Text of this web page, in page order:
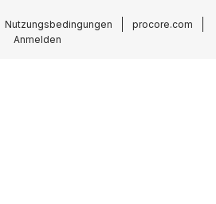
Nutzungsbedingungen
procore.com
Anmelden